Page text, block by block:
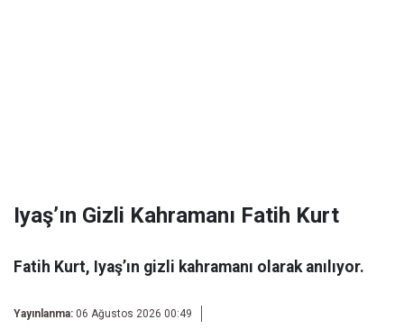
Iyaş’ın Gizli Kahramanı Fatih Kurt
Fatih Kurt, Iyaş’ın gizli kahramanı olarak anılıyor.
Yayınlanma: 06 Ağustos 2026 00:49